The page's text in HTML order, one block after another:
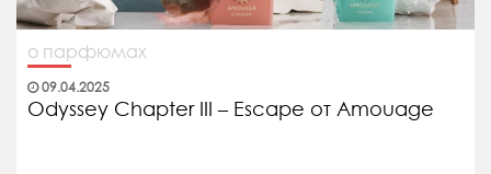
о парфюмах
09.04.2025
Odyssey Chapter III – Escape от Amouage